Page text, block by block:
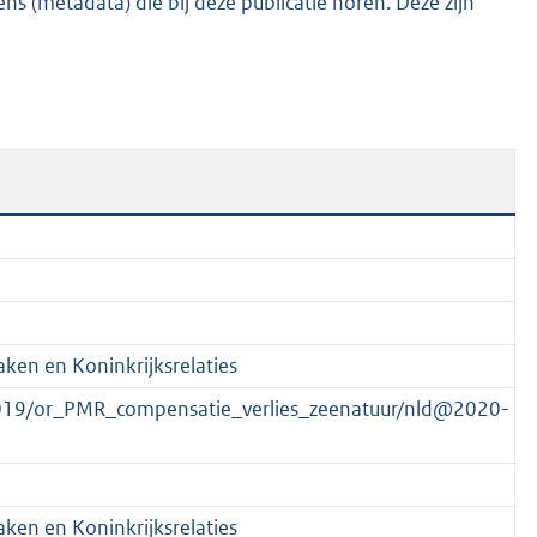
4
en Koninkrijksrelaties
or_PMR_compensatie_verlies_zeenatuur/nld@2020-
en Koninkrijksrelaties